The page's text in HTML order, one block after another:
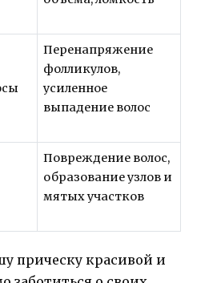
Перенапряжение
фолликулов,
усиленное
выпадение волос
Повреждение волос,
образование узлов и
мятых участков
прическу красивой и